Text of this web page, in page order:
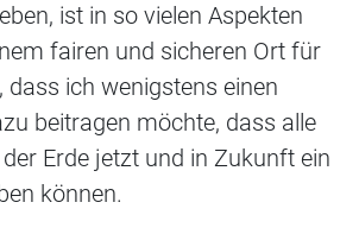
ist in so vielen Aspekten
fairen und sicheren Ort für
dass ich wenigstens einen
beitragen möchte, dass alle
Erde jetzt und in Zukunft ein
können.